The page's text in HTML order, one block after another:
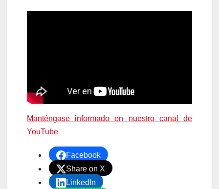
Manténgase informado en nuestro canal de
YouTube
Facebook
Share on X
LinkedIn